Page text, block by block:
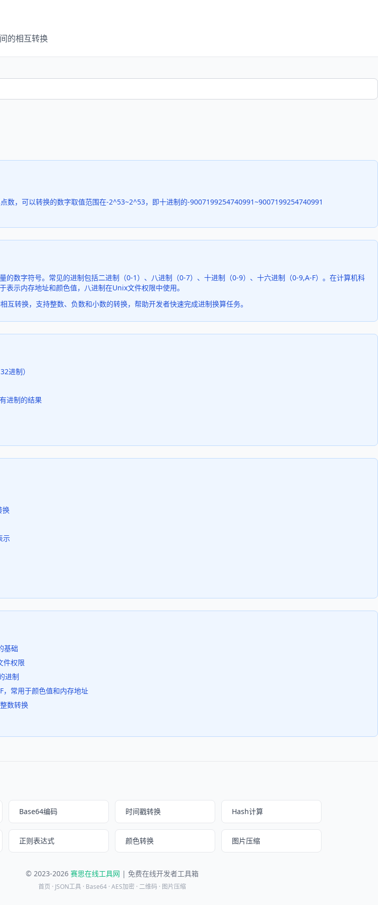
的相互转换
数，可以转换的数字取值范围在-2^53~2^53，即十进制的-9007199254740991~9007199254740991
的数字符号。常见的进制包括二进制（0-1）、八进制（0-7）、十进制（0-9）、十六进制（0-9,A-F）。在计算机科
示内存地址和颜色值，八进制在Unix文件权限中使用。
互转换，支持整数、负数和小数的转换，帮助开发者快速完成进制换算任务。
进制）
进制的结果
换
示
基础
件权限
进制
常用于颜色值和内存地址
数转换
Base64编码 时间戳转换 Hash计算
正则表达式 颜色转换 图片压缩
© 2023-2026 赛思在线工具网 | 免费在线开发者工具箱
首页 · JSON工具· Base64· AES加密 · 二维码 · 图片压缩